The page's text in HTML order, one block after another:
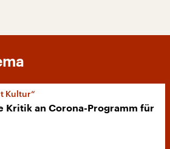
Kultur“
Kritik an Corona-Programm für